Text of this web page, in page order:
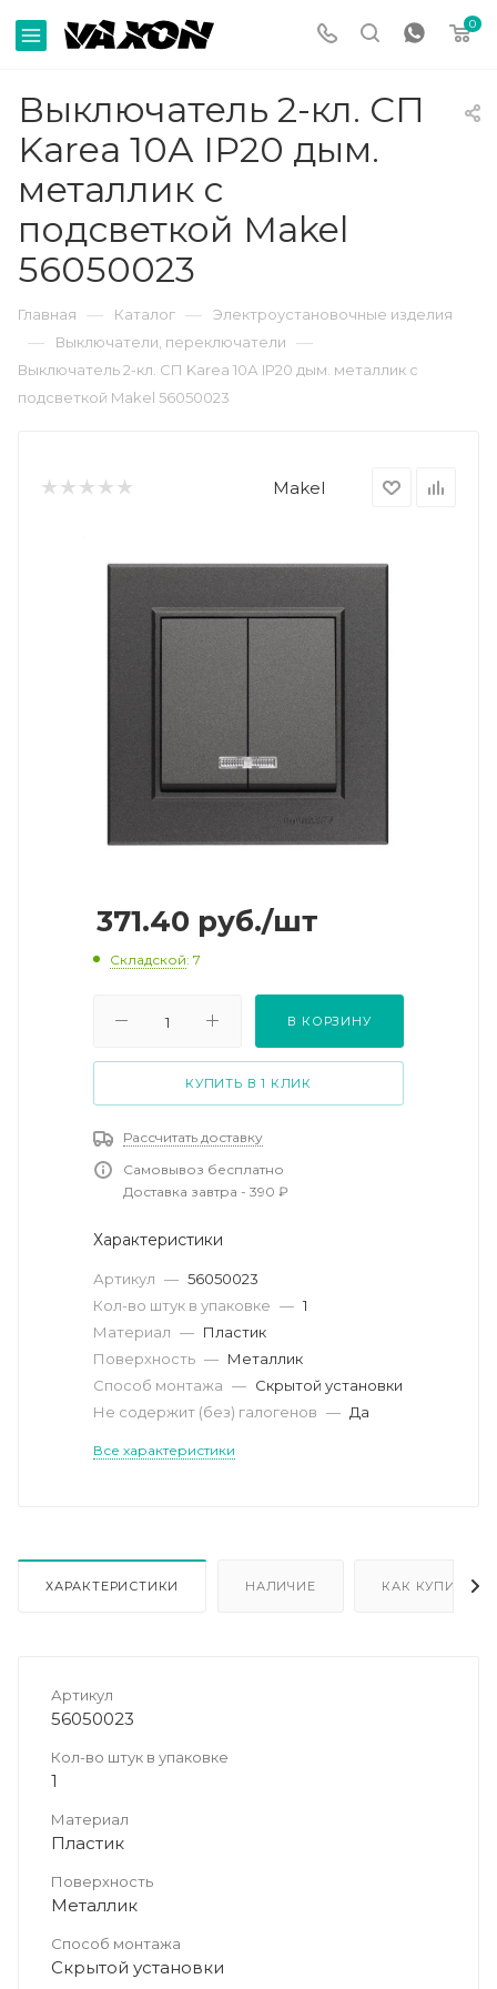
0
Выключатель 2-кл. СП
Karea 10А IP20 дым.
металлик с
подсветкой Makel
56050023
Главная — Каталог — Электроустановочные изделия
— Выключатели, переключатели —
Выключатель 2-кл. СП Karea 10А IP20 дым. металлик с
подсветкой Makel 56050023
Makel
371.40 руб./шт
Складской: 7
В КОРЗИНУ
КУПИТЬ В 1 КЛИК
Рассчитать доставку
Самовывоз бесплатно
Доставка завтра - 390 ₽
Характеристики
Артикул — 56050023
Кол-во штук в упаковке — 1
Материал — Пластик
Поверхность — Металлик
Способ монтажа — Скрытой установки
Не содержит (без) галогенов — Да
Все характеристики
ХАРАКТЕРИСТИКИ НАЛИЧИЕ КАК КУПИТЬ
Артикул
56050023
Кол-во штук в упаковке
1
Материал
Пластик
Поверхность
Металлик
Способ монтажа
Скрытой установки